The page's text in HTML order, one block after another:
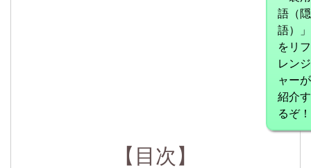
語（隠
語）」
をリフ
レンジ
ャーが
紹介す
るぞ！
【目次】